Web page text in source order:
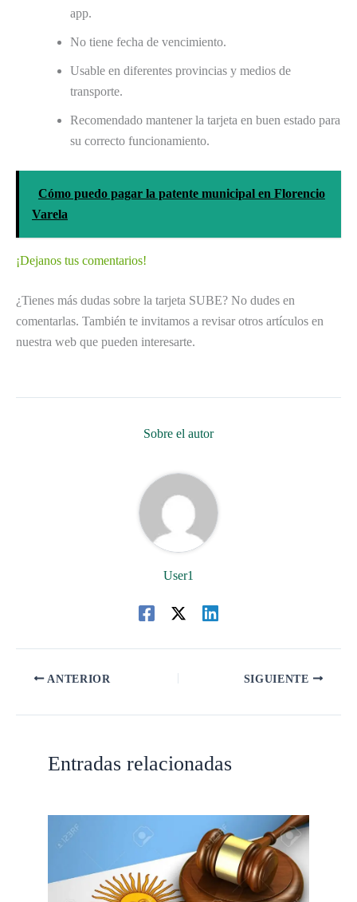
app.
No tiene fecha de vencimiento.
Usable en diferentes provincias y medios de
transporte.
Recomendado mantener la tarjeta en buen estado para
su correcto funcionamiento.
Cómo puedo pagar la patente municipal en Florencio
Varela
¡Dejanos tus comentarios!
¿Tienes más dudas sobre la tarjeta SUBE? No dudes en
comentarlas. También te invitamos a revisar otros artículos en
nuestra web que pueden interesarte.
Sobre el autor
User1
ANTERIOR SIGUIENTE
Entradas relacionadas